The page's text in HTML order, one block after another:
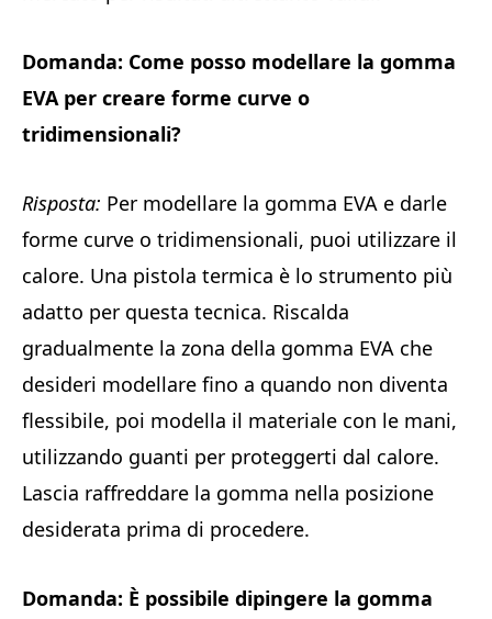
Domanda: Come posso modellare la gomma
EVA per creare forme curve o
tridimensionali?
Risposta: Per modellare la gomma EVA e darle
forme curve o tridimensionali, puoi utilizzare il
calore. Una pistola termica è lo strumento più
adatto per questa tecnica. Riscalda
gradualmente la zona della gomma EVA che
desideri modellare fino a quando non diventa
flessibile, poi modella il materiale con le mani,
utilizzando guanti per proteggerti dal calore.
Lascia raffreddare la gomma nella posizione
desiderata prima di procedere.
Domanda: È possibile dipingere la gomma